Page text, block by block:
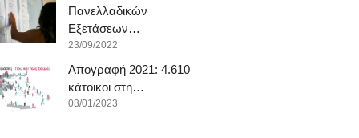
Πανελλαδικών
Εξετάσεων…
23/09/2022
Απογραφή 2021: 4.610
κάτοικοι στη…
03/01/2023